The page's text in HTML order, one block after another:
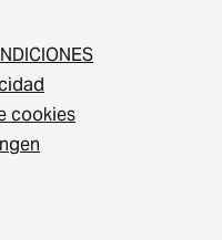
cookies